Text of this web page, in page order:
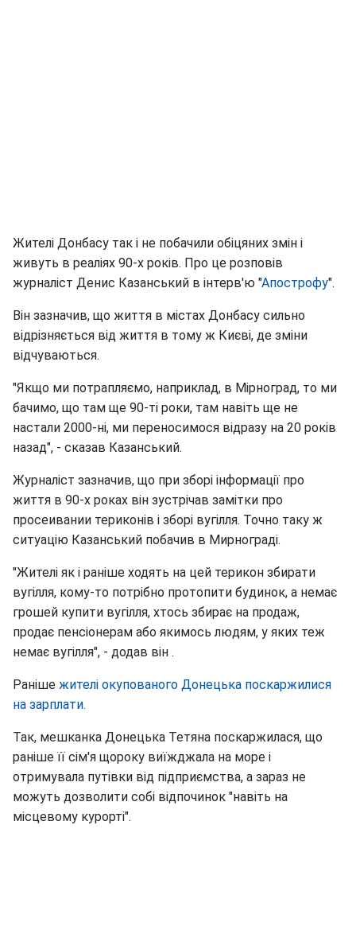
Жителі Донбасу так і не побачили обіцяних змін і
живуть в реаліях 90-х років. Про це розповів
журналіст Денис Казанський в інтерв'ю "Апострофу".
Він зазначив, що життя в містах Донбасу сильно
відрізняється від життя в тому ж Києві, де зміни
відчуваються.
"Якщо ми потрапляємо, наприклад, в Мірноград, то ми
бачимо, що там ще 90-ті роки, там навіть ще не
настали 2000-ні, ми переносимося відразу на 20 років
назад", - сказав Казанський.
Журналіст зазначив, що при зборі інформації про
життя в 90-х роках він зустрічав замітки про
просеивании териконів і зборі вугілля. Точно таку ж
ситуацію Казанський побачив в Мирнограді.
"Жителі як і раніше ходять на цей терикон збирати
вугілля, кому-то потрібно протопити будинок, а немає
грошей купити вугілля, хтось збирає на продаж,
продає пенсіонерам або якимось людям, у яких теж
немає вугілля", - додав він .
Раніше жителі окупованого Донецька поскаржилися
на зарплати.
Так, мешканка Донецька Тетяна поскаржилася, що
раніше її сім'я щороку виїжджала на море і
отримувала путівки від підприємства, а зараз не
можуть дозволити собі відпочинок "навіть на
місцевому курорті".